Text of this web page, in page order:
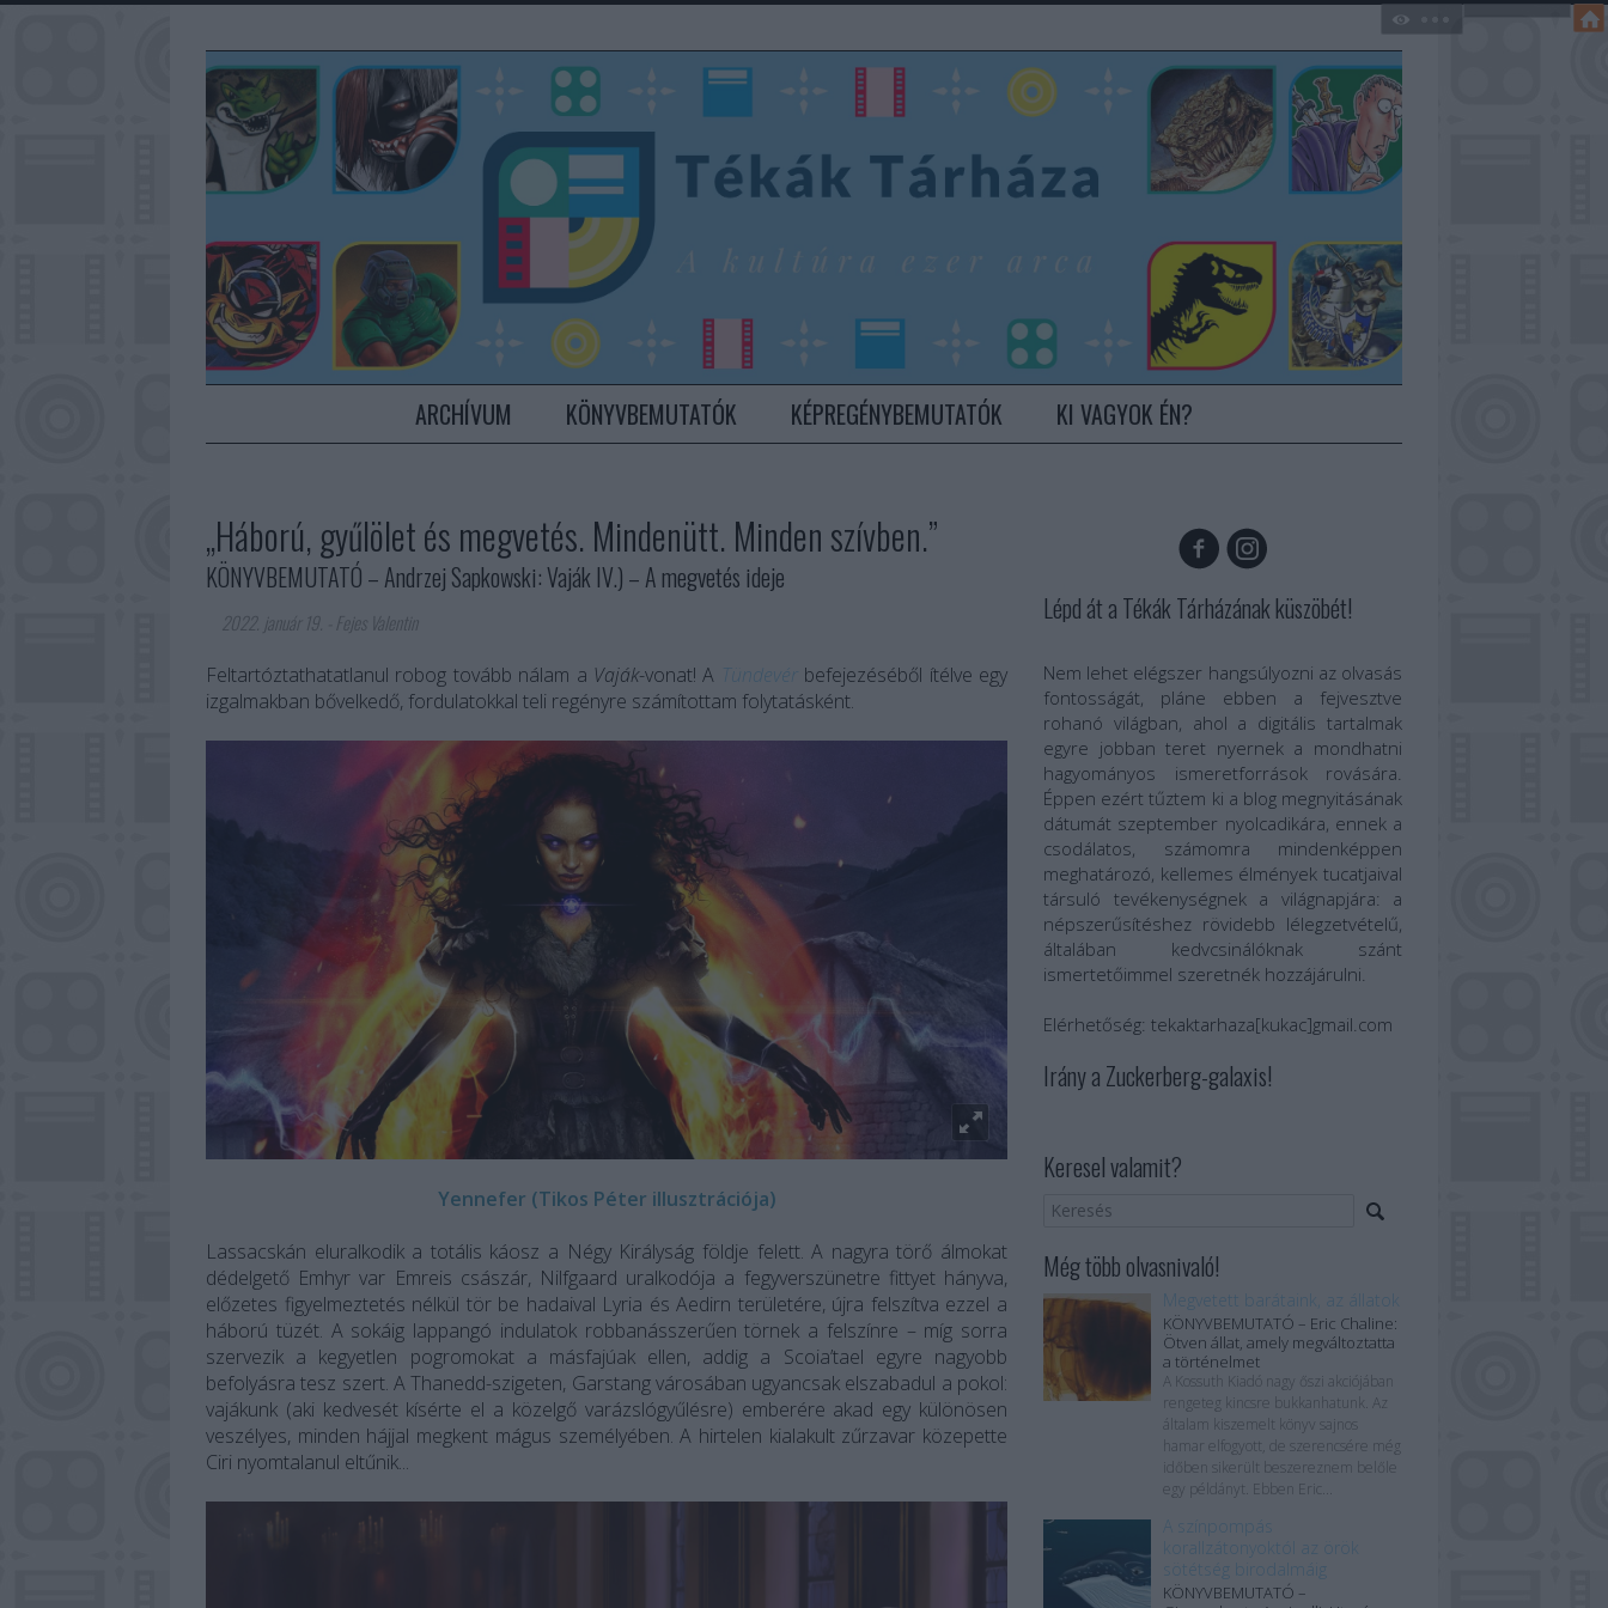
ARCHÍVUM KÖNYVBEMUTATÓK KÉPREGÉNYBEMUTATÓK KI VAGYOK ÉN?
„Háború, gyűlölet és megvetés. Mindenütt. Minden szívben.”
KÖNYVBEMUTATÓ – Andrzej Sapkowski: Vaják IV.) – A megvetés ideje
2022. január 19.
Fejes Valentin
Feltartóztathatatlanul robog tovább nálam a Vaják-vonat! A Tündevér befejezéséből ítélve egy
izgalmakban bővelkedő, fordulatokkal teli regényre számítottam folytatásként.
Yennefer (Tikos Péter illusztrációja)
Lassacskán eluralkodik a totális káosz a Négy Királyság földje felett. A nagyra törő álmokat
dédelgető Emhyr var Emreis császár, Nilfgaard uralkodója a fegyverszünetre fittyet hányva,
előzetes figyelmeztetés nélkül tör be hadaival Lyria és Aedirn területére, újra felszítva ezzel a
háború tüzét. A sokáig lappangó indulatok robbanásszerűen törnek a felszínre – míg sorra
szervezik a kegyetlen pogromokat a másfajúak ellen, addig a Scoia’tael egyre nagyobb
befolyásra tesz szert. A Thanedd-szigeten, Garstang városában ugyancsak elszabadul a pokol:
vajákunk (aki kedvesét kísérte el a közelgő varázslógyűlésre) emberére akad egy különösen
veszélyes, minden hájjal megkent mágus személyében. A hirtelen kialakult zűrzavar közepette
Ciri nyomtalanul eltűnik...
Lépd át a Tékák Tárházának küszöbét!
Nem lehet elégszer hangsúlyozni az olvasás
fontosságát, pláne ebben a fejvesztve
rohanó világban, ahol a digitális tartalmak
egyre jobban teret nyernek a mondhatni
hagyományos ismeretforrások rovására.
Éppen ezért tűztem ki a blog megnyitásának
dátumát szeptember nyolcadikára, ennek a
csodálatos, számomra mindenképpen
meghatározó, kellemes élmények tucatjaival
társuló tevékenységnek a világnapjára: a
népszerűsítéshez rövidebb lélegzetvételű,
általában kedvcsinálóknak szánt
ismertetőimmel szeretnék hozzájárulni.
Elérhetőség: tekaktarhaza[kukac]gmail.com
Irány a Zuckerberg-galaxis!
Keresel valamit?
Még több olvasnivaló!
Megvetett barátaink, az állatok
KÖNYVBEMUTATÓ – Eric Chaline:
Ötven állat, amely megváltoztatta
a történelmet
A Kossuth Kiadó nagy őszi akciójában
rengeteg kincsre bukkanhatunk. Az
általam kiszemelt könyv sajnos
hamar elfogyott, de szerencsére még
időben sikerült beszereznem belőle
egy példányt. Ebben Eric...
A színpompás
korallzátonyoktól az örök
sötétség birodalmáig
KÖNYVBEMUTATÓ –